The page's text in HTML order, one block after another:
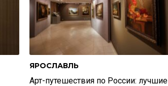
ЯРОСЛАВЛЬ
Арт-путешествия по России: лучшие